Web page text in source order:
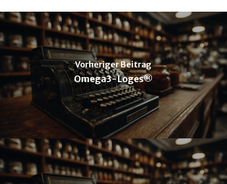
Vorheriger Beitrag
Omega3-Loges®